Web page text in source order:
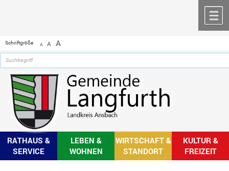
Schriftgröße A A A
RATHAUS &
SERVICE
LEBEN &
WOHNEN
WIRTSCHAFT &
STANDORT
KULTUR &
FREIZEIT